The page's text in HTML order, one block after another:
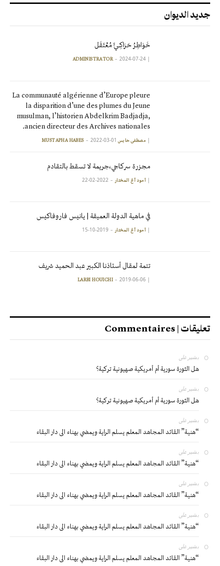
جديد الديوان
خَوَاطِرُ حَرَاكِـيٍّ مُعْتَقَل
|
ADMINISTRATOR 2024-07-24
La communauté algérienne d’Europe pleure
la disparition d’une des plumes du Jeune
musulman, l’historien Abdelkrim Badjadja,
ancien directeur des Archives nationales.
| مصطفى حابس MUSTAPHA HABES 2022-03-01
مجزرة سركاجي،جريمة لا تسقط بالتقادم
| آمود أغ المختار 2022-02-22
في ماهية الدولة العميقة | يانيس فاروفاكيس
| آمود أغ المختار 2019-10-15
تتمة لمقال أستاذنا الكبير عبد الحميد شريف
|
LARBI HOUICHI 2019-06-06
تعليقات | Commentaires
بشير على
هل الثورة سورية أم أمريكية صهيونية تركية؟
بشير على
هل الثورة سورية أم أمريكية صهيونية تركية؟
بشير على
“هنية” القائد المجاهد المعلم يسلم الراية ويمضي بهناء الى دار البقاء
بشير على
“هنية” القائد المجاهد المعلم يسلم الراية ويمضي بهناء الى دار البقاء
بشير على
“هنية” القائد المجاهد المعلم يسلم الراية ويمضي بهناء الى دار البقاء
بشير على
“هنية” القائد المجاهد المعلم يسلم الراية ويمضي بهناء الى دار البقاء
بشير على
“هنية” القائد المجاهد المعلم يسلم الراية ويمضي بهناء الى دار البقاء